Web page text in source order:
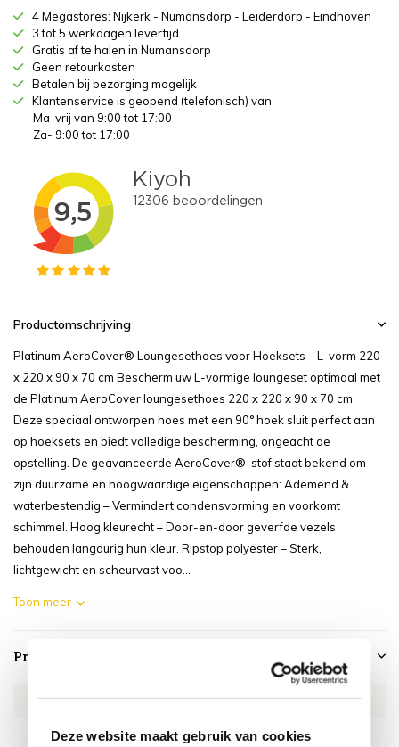
Deze website maakt gebruik van cookies
4 Megastores: Nijkerk - Numansdorp - Leiderdorp - Eindhoven
3 tot 5 werkdagen levertijd
Gratis af te halen in Numansdorp
Geen retourkosten
Betalen bij bezorging mogelijk
Klantenservice is geopend (telefonisch) van
Ma-vrij van 9:00 tot 17:00
Za- 9:00 tot 17:00
Productomschrijving
Platinum AeroCover® Loungesethoes voor Hoeksets – L-vorm 220
x 220 x 90 x 70 cm Bescherm uw L-vormige loungeset optimaal met
de Platinum AeroCover loungesethoes 220 x 220 x 90 x 70 cm.
Deze speciaal ontworpen hoes met een 90° hoek sluit perfect aan
op hoeksets en biedt volledige bescherming, ongeacht de
opstelling. De geavanceerde AeroCover®-stof staat bekend om
zijn duurzame en hoogwaardige eigenschappen: Ademend &
waterbestendig – Vermindert condensvorming en voorkomt
schimmel. Hoog kleurecht – Door-en-door geverfde vezels
behouden langdurig hun kleur. Ripstop polyester – Sterk,
lichtgewicht en scheurvast voo...
Toon meer
Productspecificaties
Artikelnummer AE7944
SKU AE7944